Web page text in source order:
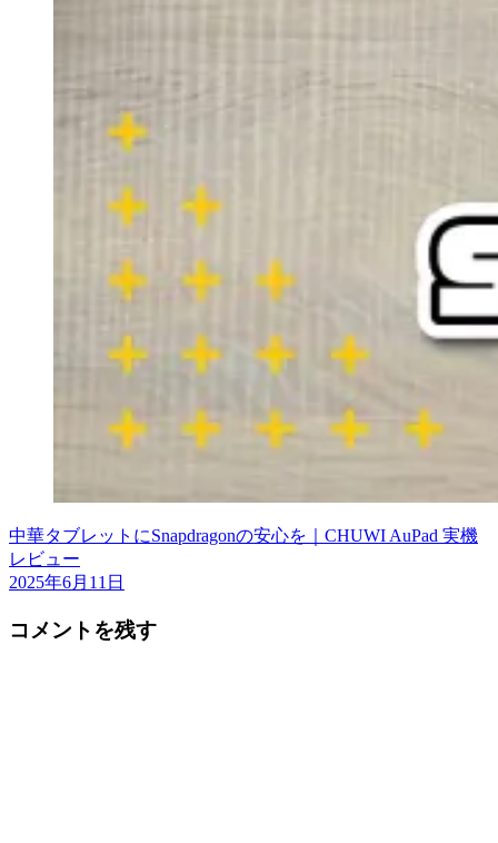
中華タブレットにSnapdragonの安心を｜CHUWI AuPad 実機
レビュー
2025年6月11日
コメントを残す